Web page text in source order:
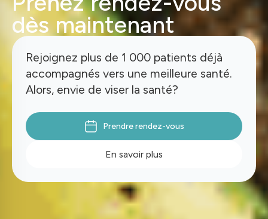
dès maintenant
Rejoignez plus de 1 000 patients déjà
accompagnés vers une meilleure santé.
Alors, envie de viser la santé?
Prendre rendez-vous
En savoir plus